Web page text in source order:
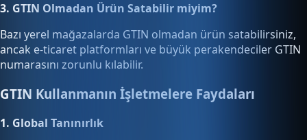
3. GTIN Olmadan Ürün Satabilir miyim?
Bazı yerel mağazalarda GTIN olmadan ürün satabilirsiniz,
ancak e-ticaret platformları ve büyük perakendeciler GTIN
numarasını zorunlu kılabilir.
GTIN Kullanmanın İşletmelere Faydaları
1. Global Tanınırlık